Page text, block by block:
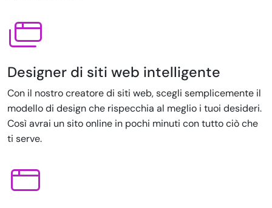
Designer di siti web intelligente
Con il nostro creatore di siti web, scegli semplicemente il
modello di design che rispecchia al meglio i tuoi desideri.
Così avrai un sito online in pochi minuti con tutto ciò che
ti serve.